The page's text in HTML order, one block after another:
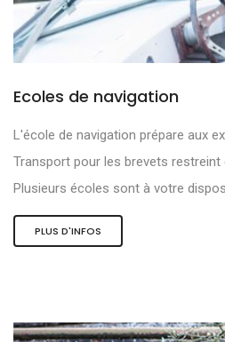
Ecoles de navigation
L'école de navigation prépare aux
Transport pour les brevets restreint
Plusieurs écoles sont à votre
PLUS D'INFOS